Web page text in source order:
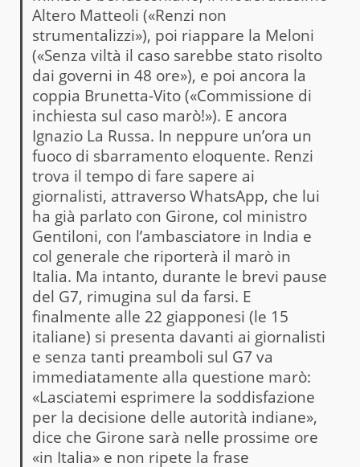
Altero Matteoli («Renzi non
strumentalizzi»), poi riappare la Meloni
(«Senza viltà il caso sarebbe stato risolto
dai governi in 48 ore»), e poi ancora la
coppia Brunetta-Vito («Commissione di
inchiesta sul caso marò!»). E ancora
Ignazio La Russa. In neppure un’ora un
fuoco di sbarramento eloquente. Renzi
trova il tempo di fare sapere ai
giornalisti, attraverso WhatsApp, che lui
ha già parlato con Girone, col ministro
Gentiloni, con l’ambasciatore in India e
col generale che riporterà il marò in
Italia. Ma intanto, durante le brevi pause
del G7, rimugina sul da farsi. E
finalmente alle 22 giapponesi (le 15
italiane) si presenta davanti ai giornalisti
e senza tanti preamboli sul G7 va
immediatamente alla questione marò:
«Lasciatemi esprimere la soddisfazione
per la decisione delle autorità indiane»,
dice che Girone sarà nelle prossime ore
«in Italia» e non ripete la frase